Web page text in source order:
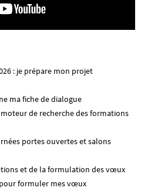
: je prépare mon projet
ma fiche de dialogue
de recherche des formations
portes ouvertes et salons
et de la formulation des vœux
formuler mes vœux